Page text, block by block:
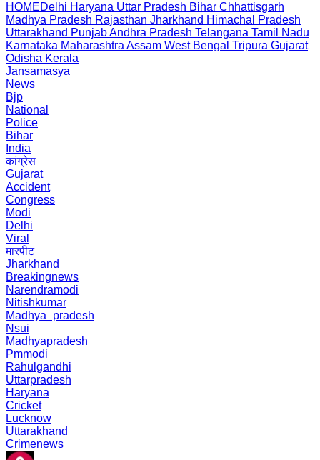
HOMEDelhi Haryana Uttar Pradesh Bihar Chhattisgarh
Madhya Pradesh Rajasthan Jharkhand Himachal Pradesh
Uttarakhand PunjabAndhra Pradesh Telangana Tamil Nadu
Karnataka Maharashtra Assam West Bengal Tripura Gujarat
Odisha Kerala
Jansamasya
News
Bjp
National
Police
Bihar
India
कांग्रेस
Gujarat
Accident
Congress
Modi
Delhi
Viral
मारपीट
Jharkhand
Breakingnews
Narendramodi
Nitishkumar
Madhya_pradesh
Nsui
Madhyapradesh
Pmmodi
Rahulgandhi
Uttarpradesh
Haryana
Cricket
Lucknow
Uttarakhand
Crimenews